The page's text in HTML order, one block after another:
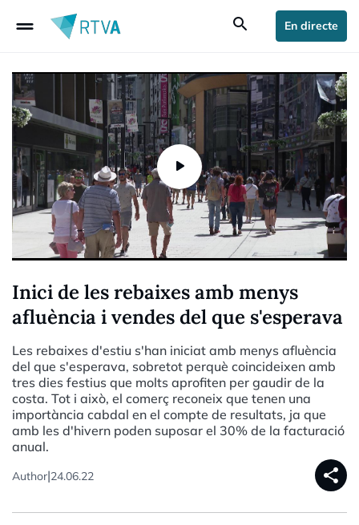
drag_handle search En directe
Inici de les rebaixes amb menys
afluència i vendes del que s'esperava
Les rebaixes d'estiu s'han iniciat amb menys afluència
del que s'esperava, sobretot perquè coincideixen amb
tres dies festius que molts aprofiten per gaudir de la
costa. Tot i això, el comerç reconeix que tenen una
importància cabdal en el compte de resultats, ja que
amb les d'hivern poden suposar el 30% de la facturació
anual.
Author|24.06.22 share